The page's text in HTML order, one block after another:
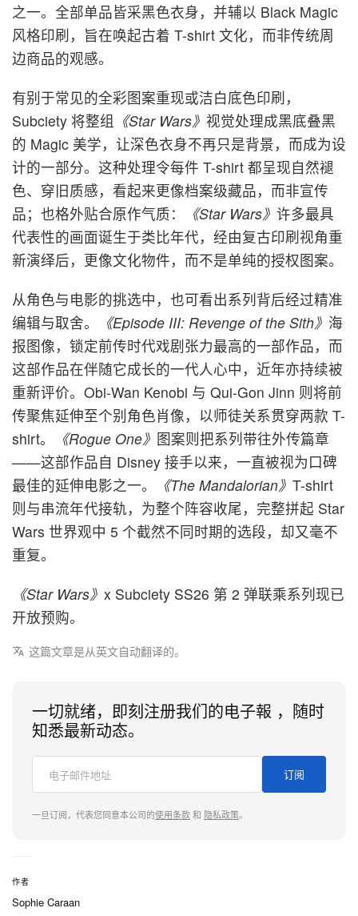
之一。全部单品皆采黑色衣身，并辅以 Black Magic
风格印刷，旨在唤起古着 T-shirt 文化，而非传统周
边商品的观感。
有别于常见的全彩图案重现或洁白底色印刷，
Subciety 将整组 《Star Wars》 视觉处理成黑底叠黑
的 Magic 美学，让深色衣身不再只是背景，而成为设
计的一部分。这种处理令每件 T-shirt 都呈现自然褪
色、穿旧质感，看起来更像档案级藏品，而非宣传
品；也格外贴合原作气质：
《Star Wars》 许多最具
代表性的画面诞生于类比年代，经由复古印刷视角重
新演绎后，更像文化物件，而不是单纯的授权图案。
从角色与电影的挑选中，也可看出系列背后经过精准
编辑与取舍。
《Episode III: Revenge of the Sith》 海
报图像，锁定前传时代戏剧张力最高的一部作品，而
这部作品在伴随它成长的一代人心中，近年亦持续被
重新评价。Obi-Wan Kenobi 与 Qui-Gon Jinn 则将前
传聚焦延伸至个别角色肖像，以师徒关系贯穿两款 T-
shirt。
《Rogue One》 图案则把系列带往外传篇章
——这部作品自 Disney 接手以来，一直被视为口碑
最佳的延伸电影之一。
《The Mandalorian》 T-shirt
则与串流年代接轨，为整个阵容收尾，完整拼起 Star
Wars 世界观中 5 个截然不同时期的选段，却又毫不
重复。
《Star Wars》 x Subciety SS26 第 2 弹联乘系列现已
开放预购。
这篇文章是从英文自动翻译的。
一切就绪，即刻注册我们的电子報 ，随时
知悉最新动态。
订阅
一旦订阅，代表您同意本公司的使用条款和 隐私政策。
作者
Sophie Caraan